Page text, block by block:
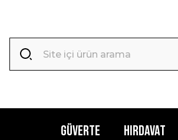
GÜVERTE HIRDAVAT